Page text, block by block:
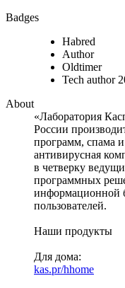
Badges
Habred
Author
Oldtimer
Tech author
About
«Лаборатория
России
программ, спама
антивирусная
в четверку
программных
информационной
пользователей.
Наши продукты
Для дома:
kas.pr/hhome